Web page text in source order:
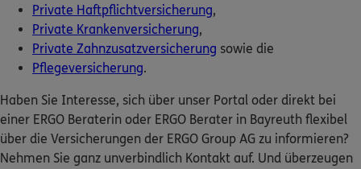
Erlanger Str.75,95444 Bayreuth
Homepage besuchen
Helmut Potzel
Romanstr. 8,95444 Bayreuth(1.0 km)
Homepage besuchen
Private Haftpflichtversicherung,
Private Krankenversicherung,
Private Zahnzusatzversicherung sowie die
Pflegeversicherung.
Haben Sie Interesse, sich über unser Portal oder direkt bei
einer ERGO Beraterin oder ERGO Berater in Bayreuth flexibel
über die Versicherungen der ERGO Group AG zu informieren?
Nehmen Sie ganz unverbindlich Kontakt auf. Und überzeugen